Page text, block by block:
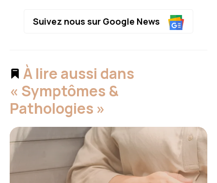
Suivez nous sur Google News
À lire aussi dans
« Symptômes &
Pathologies »